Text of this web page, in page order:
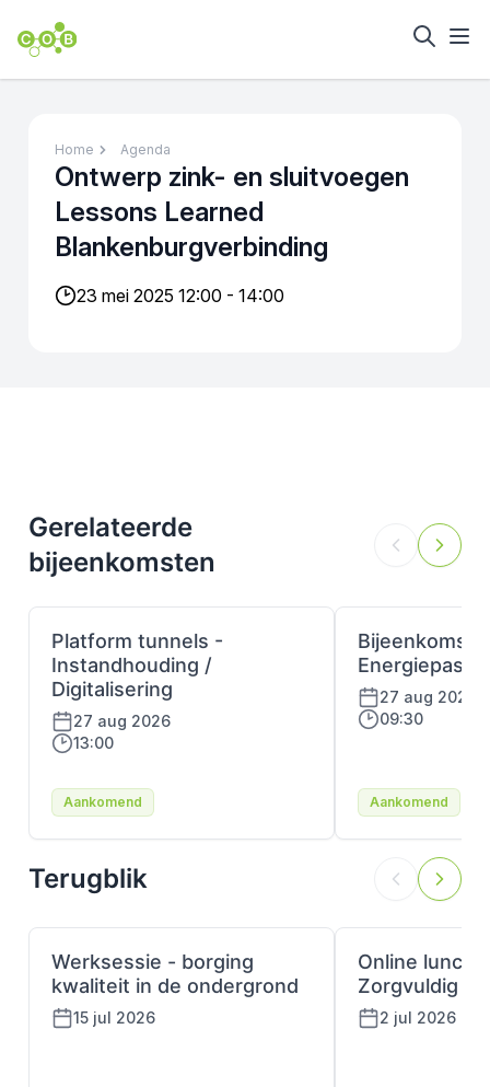
Home Agenda
Ontwerp zink- en sluitvoegen
Lessons Learned
Blankenburgverbinding
23 mei 2025 12:00 - 14:00
Gerelateerde
bijeenkomsten
Platform tunnels -
Instandhouding /
Digitalisering
27 aug 2026
13:00
Aankomend
Bijeenkomst
27 aug 2026
09:30
Aankomend
Terugblik
Werksessie - borging
kwaliteit in de ondergrond
15 jul 2026
Online
Zorgvuldig
2 jul 2026